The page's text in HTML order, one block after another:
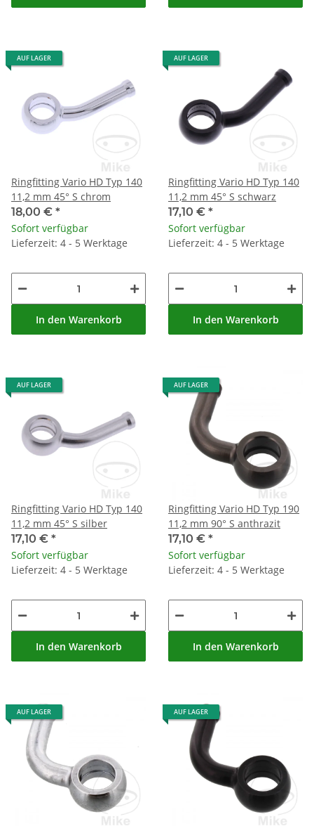
AUF LAGER
Ringfitting Vario HD Typ 140
11,2 mm 45° S chrom
18,00 € *
Sofort verfügbar
Lieferzeit: 4 - 5 Werktage
In den Warenkorb
AUF LAGER
Ringfitting Vario HD Typ 140
11,2 mm 45° S schwarz
17,10 € *
Sofort verfügbar
Lieferzeit: 4 - 5 Werktage
In den Warenkorb
AUF LAGER
Ringfitting Vario HD Typ 140
11,2 mm 45° S silber
17,10 € *
Sofort verfügbar
Lieferzeit: 4 - 5 Werktage
In den Warenkorb
AUF LAGER
Ringfitting Vario HD Typ 190
11,2 mm 90° S anthrazit
17,10 € *
Sofort verfügbar
Lieferzeit: 4 - 5 Werktage
In den Warenkorb
AUF LAGER AUF LAGER